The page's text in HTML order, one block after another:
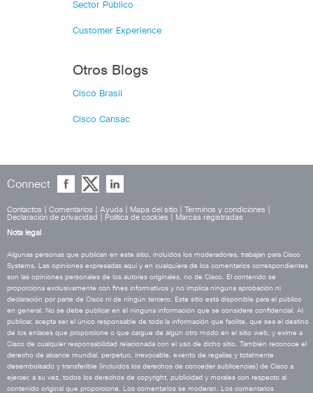
Sector Público
Customer Experience
Otros Blogs
Cisco Brasil
Cisco Cansac
Connect
Contactos Comentarios Ayuda Mapa del sitio Términos y condiciones
Declaración de privacidad
Política de cookies
Marcas registradas
Nota legal
Algunas personas que publican en este sitio, incluidos los moderadores, trabajan para Cisco
Systems. Las opiniones expresadas aquí y en cualquiera de los comentarios correspondientes
son las opiniones personales de los autores originales, no de Cisco. El contenido se
proporciona exclusivamente con fines informativos y no implica ninguna aprobación ni
declaración por parte de Cisco ni de ningún tercero. Este sitio está disponible para el público
en general. No se debe publicar en él ninguna información que se considere confidencial. Al
publicar, acepta ser el único responsable de toda la información que facilite, que sea el destino
de los enlaces que proporcione o que cargue de algún otro modo en el sitio web, y exime a
Cisco de cualquier responsabilidad relacionada con el uso de dicho sitio. También reconoce el
derecho de alcance mundial, perpetuo, irrevocable, exento de regalías y totalmente
desembolsado y transferible (incluidos los derechos de conceder sublicencias) de Cisco a
ejercer, a su vez, todos los derechos de copyright, publicidad y morales con respecto al
contenido original que proporcione. Los comentarios se moderan. Los comentarios